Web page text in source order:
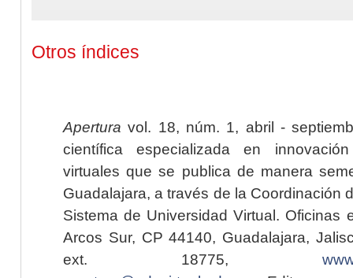
Otros índices
Apertura vol. 18, núm. 1, abril -
científica especializada en
virtuales que se publica de manera
Guadalajara, a través de la Coordinación
Sistema de Universidad Virtual. Oficinas
Arcos Sur, CP 44140, Guadalajara,
ext. 18775,